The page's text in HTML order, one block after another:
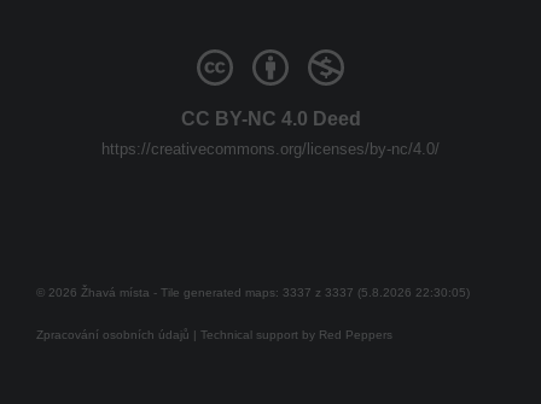
CC BY-NC 4.0 Deed
https://creativecommons.org/licenses/by-nc/4.0/
© 2026 Žhavá místa - Tile generated maps: 3337 z 3337 (5.8.2026 22:30:05)
Zpracování osobních údajů | Technical support by Red Peppers